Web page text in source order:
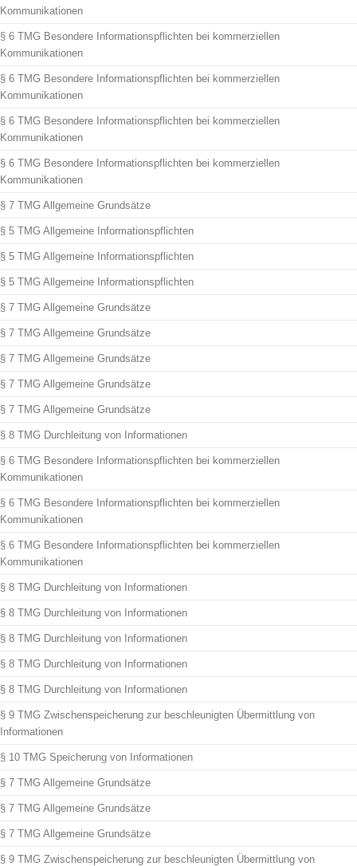
Kommunikationen
§ 6 TMG Besondere Informationspflichten bei kommerziellen
Kommunikationen
§ 6 TMG Besondere Informationspflichten bei kommerziellen
Kommunikationen
§ 6 TMG Besondere Informationspflichten bei kommerziellen
Kommunikationen
§ 6 TMG Besondere Informationspflichten bei kommerziellen
Kommunikationen
§ 7 TMG Allgemeine Grundsätze
§ 5 TMG Allgemeine Informationspflichten
§ 5 TMG Allgemeine Informationspflichten
§ 5 TMG Allgemeine Informationspflichten
§ 7 TMG Allgemeine Grundsätze
§ 7 TMG Allgemeine Grundsätze
§ 7 TMG Allgemeine Grundsätze
§ 7 TMG Allgemeine Grundsätze
§ 7 TMG Allgemeine Grundsätze
§ 8 TMG Durchleitung von Informationen
§ 6 TMG Besondere Informationspflichten bei kommerziellen
Kommunikationen
§ 6 TMG Besondere Informationspflichten bei kommerziellen
Kommunikationen
§ 6 TMG Besondere Informationspflichten bei kommerziellen
Kommunikationen
§ 8 TMG Durchleitung von Informationen
§ 8 TMG Durchleitung von Informationen
§ 8 TMG Durchleitung von Informationen
§ 8 TMG Durchleitung von Informationen
§ 8 TMG Durchleitung von Informationen
§ 9 TMG Zwischenspeicherung zur beschleunigten Übermittlung von
Informationen
§ 10 TMG Speicherung von Informationen
§ 7 TMG Allgemeine Grundsätze
§ 7 TMG Allgemeine Grundsätze
§ 7 TMG Allgemeine Grundsätze
§ 9 TMG Zwischenspeicherung zur beschleunigten Übermittlung von